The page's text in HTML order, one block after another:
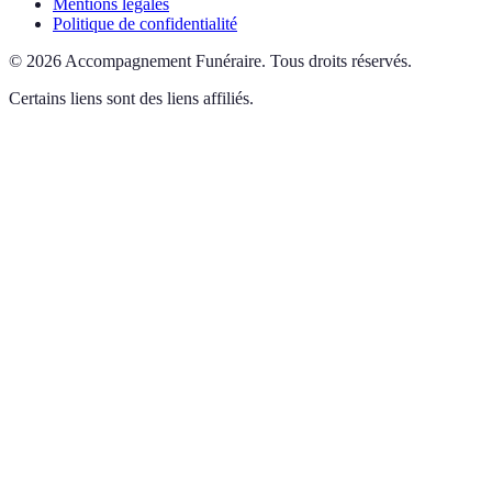
Politique de confidentialité
© 2026 Accompagnement Funéraire. Tous droits réservés.
Certains liens sont des liens affiliés.